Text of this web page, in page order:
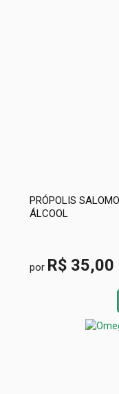
PRÓPOLIS
ÁLCOOL
por R$ 35,00